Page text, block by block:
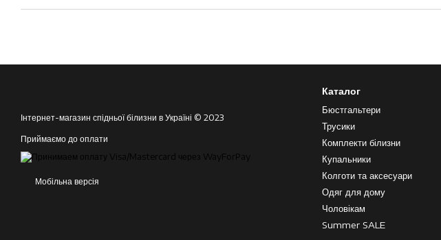
Інтернет-магазин спідньої білизни в Україні © 2023
Приймаємо до оплати
Мобільна версія
Каталог
Бюстгальтери
Трусики
Комплекти білизни
Купальники
Колготи та аксесуари
Одяг для дому
Чоловікам
Summer SALE